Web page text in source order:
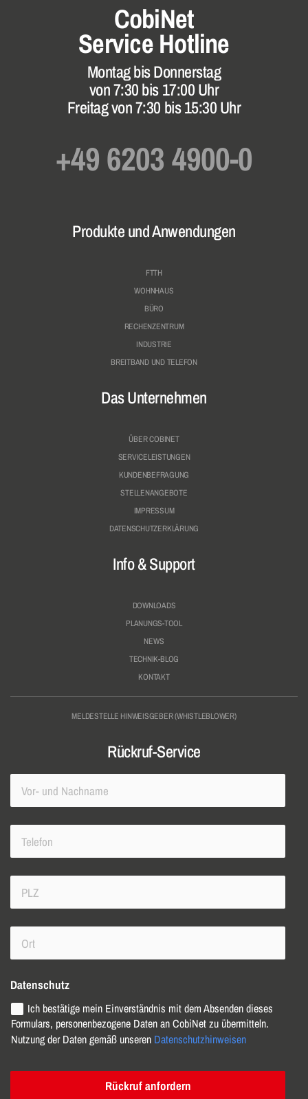
CobiNet
Service Hotline
Montag bis Donnerstag
von 7:30 bis 17:00 Uhr
Freitag von 7:30 bis 15:30 Uhr
+49 6203 4900-0
Produkte und Anwendungen
FTTH
WOHNHAUS
BÜRO
RECHENZENTRUM
INDUSTRIE
BREITBAND UND TELEFON
Das Unternehmen
ÜBER COBINET
SERVICELEISTUNGEN
KUNDENBEFRAGUNG
STELLENANGEBOTE
IMPRESSUM
DATENSCHUTZERKLÄRUNG
Info & Support
DOWNLOADS
PLANUNGS-TOOL
NEWS
TECHNIK-BLOG
KONTAKT
MELDESTELLE HINWEISGEBER (WHISTLEBLOWER)
Rückruf-Service
Datenschutz
Ich bestätige mein Einverständnis mit dem Absenden dieses
Formulars, personenbezogene Daten an CobiNet zu übermitteln.
Nutzung der Daten gemäß unseren Datenschutzhinweisen
Rückruf anfordern